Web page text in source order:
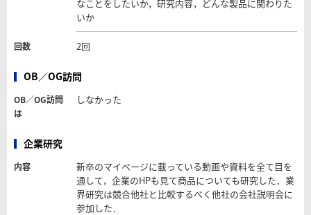
なことをしたいか，研究内容，どんな製品に関わりた
いか
回数 2回
OB／OG訪問
OB／OG訪問
は
しなかった
企業研究
内容
新卒のマイページに載っている動画や資料を全て目を
通して，企業のHPも見て商品についても研究した．業
界研究は競合他社と比較するべく他社の会社説明会に
参加した．